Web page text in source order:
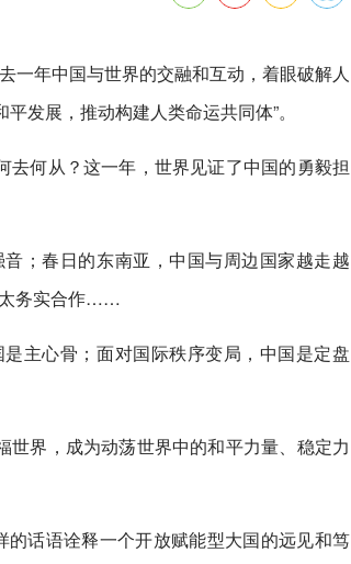
一年中国与世界的交融和互动，着眼破解人
发展，推动构建人类命运共同体”。
何从？这一年，世界见证了中国的勇毅担
；春日的东南亚，中国与周边国家越走越
太务实合作……
主心骨；面对国际秩序变局，中国是定盘
界，成为动荡世界中的和平力量、稳定力
的话语诠释一个开放赋能型大国的远见和笃